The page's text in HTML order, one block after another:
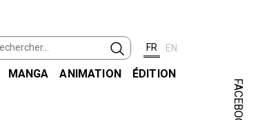
FR EN
MANGA ANIMATION ÉDITION
FACEBOOK